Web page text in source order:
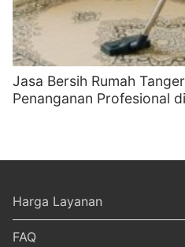
Jasa Bersih Rumah
Penanganan Profesional
Harga Layanan
FAQ